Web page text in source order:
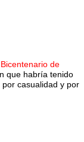
de
que habría tenido
casualidad y por